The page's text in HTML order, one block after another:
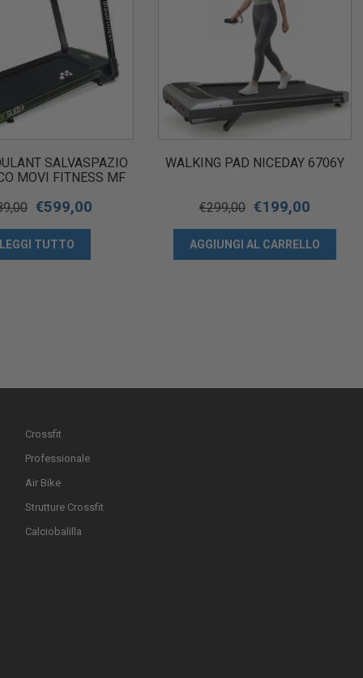
SALVASPAZIO
MOVI FITNESS MF
€599,00
LEGGI TUTTO
WALKING PAD NICEDAY 6706Y
€299,00 €199,00
AGGIUNGI AL CARRELLO
Crossfit
Professionale
Air Bike
Strutture Crossfit
Calciobalilla